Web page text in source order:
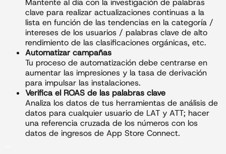
Mantente al día con la investigación de palabras
clave para realizar actualizaciones continuas a la
lista en función de las tendencias en la categoría /
intereses de los usuarios / palabras clave de alto
rendimiento de las clasificaciones orgánicas, etc.
Automatizar campañas
Tu proceso de automatización debe centrarse en
aumentar las impresiones y la tasa de derivación
para impulsar las instalaciones.
Verifica el ROAS de las palabras clave
Analiza los datos de tus herramientas de análisis de
datos para cualquier usuario de LAT y ATT; hacer
una referencia cruzada de los números con los
datos de ingresos de App Store Connect.